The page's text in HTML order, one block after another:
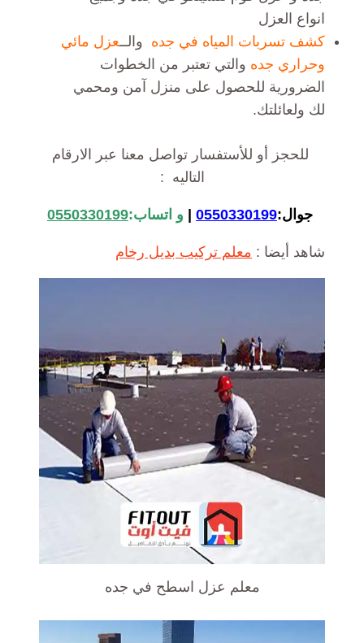
انواع العزل
كشف تسربات المياه في جده والــعزل مائي
وحراري جده والتي تعتبر من الخطوات
الضرورية للحصول على منزل آمن ومحمي
لك ولعائلتك.
للحجز أو للأستفسار تواصل معنا عبر الارقام
التاليه :
جوال:0550330199
| و اتساب:0550330199
شاهد أيضا : معلم تركيب بديل رخام
معلم عزل اسطح في جده